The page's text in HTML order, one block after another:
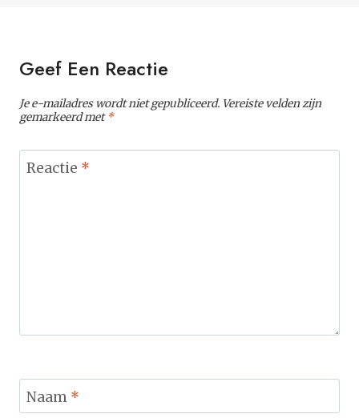
Geef Een Reactie
Je e-mailadres wordt niet gepubliceerd. Vereiste velden zijn
gemarkeerd met*
Reactie *
Naam *